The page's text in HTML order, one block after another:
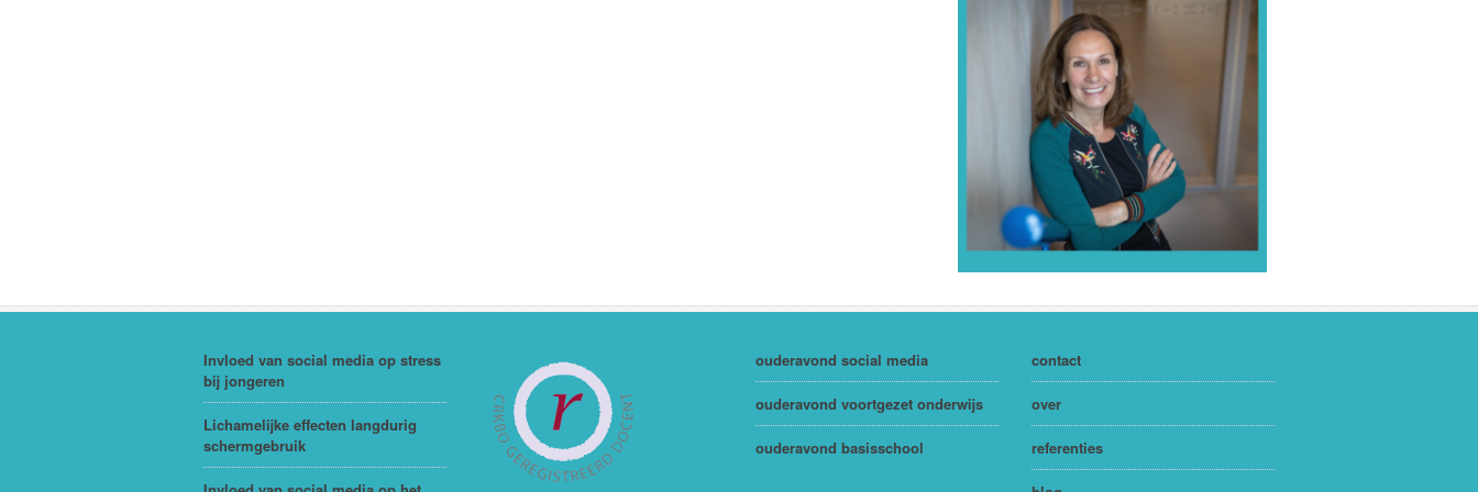
Invloed van social media op stress
bij jongeren
Lichamelijke effecten langdurig
schermgebruik
ouderavond social media
ouderavond voortgezet onderwijs
ouderavond basisschool
contact
over
referenties